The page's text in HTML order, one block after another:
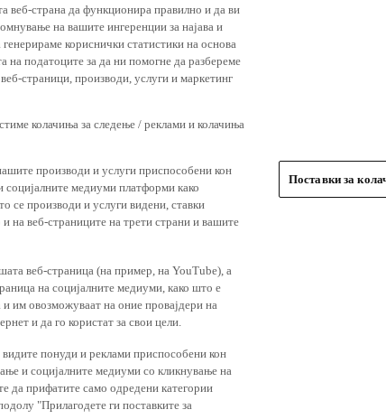
веб-страна да функционира правилно и да ви
на вашите ингеренции за најава и
кориснички статистики на основа
на податоците за да ни помогне да разбереме
страници, производи, услуги и маркетинг
колачиња за следење / реклами и колачиња
производи и услуги приспособени кон
социјалните медиуми платформи како
се производи и услуги видени, ставки
на веб-страниците на трети страни и вашите
веб-страница (на пример, на YouTube), а
на социјалните медиуми, како што е
им овозможуваат на оние провајдери на
и да го користат за свои цели.
понуди и реклами приспособени кон
и социјалните медиуми со кликнување на
да прифатите само одредени категории
"Прилагодете ги поставките за
Поставки за